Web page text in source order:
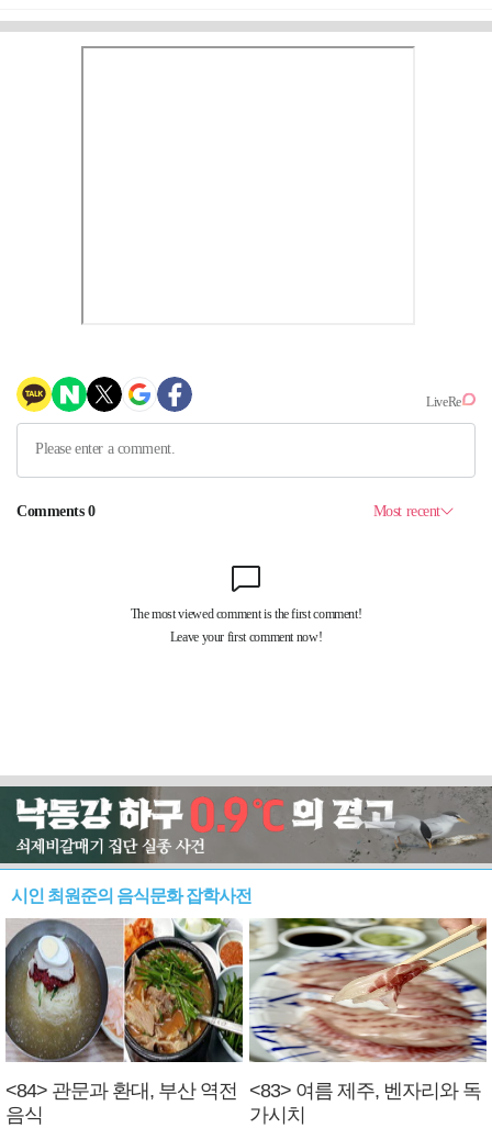
시인 최원준의 음식문화 잡학사전
<84> 관문과 환대, 부산 역전
음식
<83> 여름 제주, 벤자리와 독
가시치